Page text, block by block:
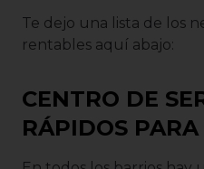
Te dejo una lista de los
rentables aquí abajo:
CENTRO DE
RÁPIDOS